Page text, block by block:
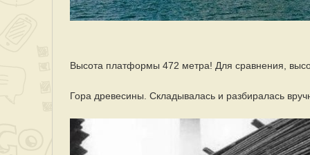
Высота платформы 472 метра! Для сравнения,
Гора древесины. Складывалась и разбиралась